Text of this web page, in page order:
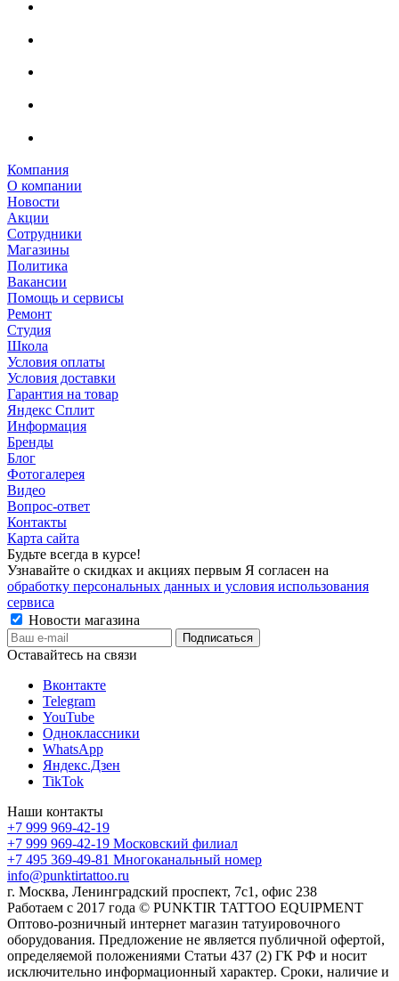
Компания
О компании
Новости
Акции
Сотрудники
Магазины
Политика
Вакансии
Помощь и сервисы
Ремонт
Студия
Школа
Условия оплаты
Условия доставки
Гарантия на товар
Яндекс Сплит
Информация
Бренды
Блог
Фотогалерея
Видео
Вопрос-ответ
Контакты
Карта сайта
Будьте всегда в курсе!
Узнавайте о скидках и акциях первым Я согласен на
обработку персональных данных и условия использования
сервиса
Новости магазина
Оставайтесь на связи
Вконтакте
Telegram
YouTube
Одноклассники
WhatsApp
Яндекс.Дзен
TikTok
Наши контакты
+7 999 969-42-19
+7 999 969-42-19 Московский филиал
+7 495 369-49-81 Многоканальный номер
info@punktirtattoo.ru
г. Москва, Ленинградский проспект, 7с1, офис 238
Работаем с 2017 года © PUNKTIR TATTOO EQUIPMENT
Оптово-розничный интернет магазин татуировочного
оборудования. Предложение не является публичной офертой,
определяемой положениями Статьи 437 (2) ГК РФ и носит
исключительно информационный характер. Сроки, наличие и